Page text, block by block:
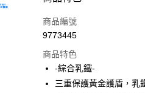
信用卡一次付款
LINE Pay
Apple Pay
商品編號
9773445
商品特色
-綜合乳鐵-
三重保護黃金護盾，乳